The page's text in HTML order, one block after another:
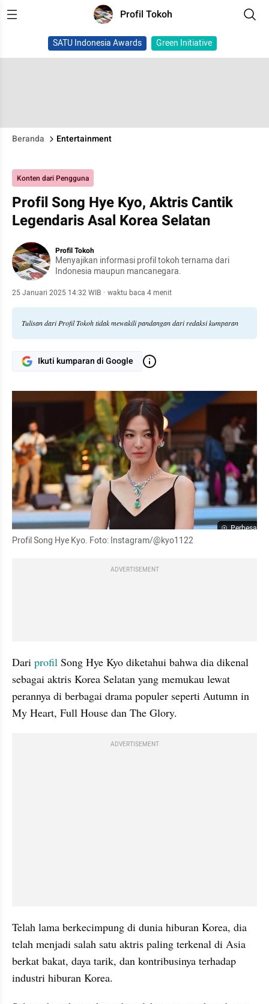
Profil Tokoh
SATU Indonesia Awards Green Initiative
Beranda Entertainment
Konten dari Pengguna
Profil Song Hye Kyo, Aktris Cantik
Legendaris Asal Korea Selatan
Profil Tokoh
Menyajikan informasi profil tokoh ternama dari
Indonesia maupun mancanegara.
25 Januari 2025 14:32 WIB · waktu baca 4 menit
Tulisan dari Profil Tokoh tidak mewakili pandangan dari redaksi kumparan
Ikuti kumparan di Google
Perbesar
Profil Song Hye Kyo. Foto: Instagram/@kyo1122
ADVERTISEMENT
Dari profil Song Hye Kyo diketahui bahwa dia dikenal
sebagai aktris Korea Selatan yang memukau lewat
perannya di berbagai drama populer seperti Autumn in
My Heart, Full House dan The Glory.
ADVERTISEMENT
Telah lama berkecimpung di dunia hiburan Korea, dia
telah menjadi salah satu aktris paling terkenal di Asia
berkat bakat, daya tarik, dan kontribusinya terhadap
industri hiburan Korea.